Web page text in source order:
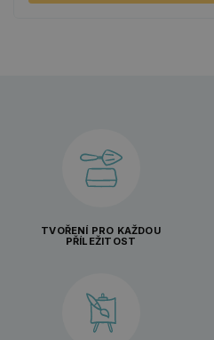
TVOŘENÍ PRO KAŽDOU
PŘÍLEŽITOST